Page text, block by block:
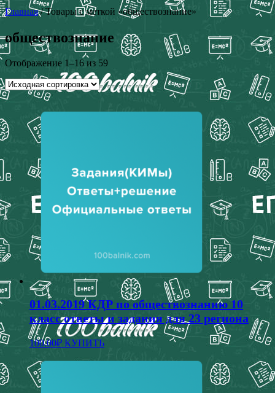
Главная/ Товары с меткой «обществознание»
обществознание
Отображение 1–16 из 59
01.03.2019 КДР по обществознанию 10
класс ответы и задания для 23 региона
100.00₽ КУПИТЬ